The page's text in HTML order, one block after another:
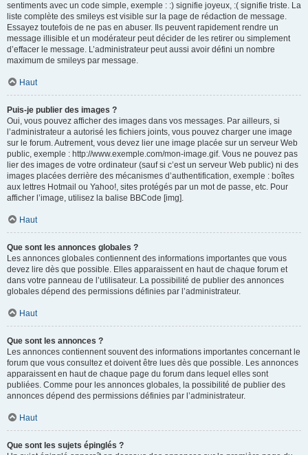
sentiments avec un code simple, exemple : :) signifie joyeux, :( signifie triste. La
liste complète des smileys est visible sur la page de rédaction de message.
Essayez toutefois de ne pas en abuser. Ils peuvent rapidement rendre un
message illisible et un modérateur peut décider de les retirer ou simplement
d’effacer le message. L’administrateur peut aussi avoir défini un nombre
maximum de smileys par message.
Haut
Puis-je publier des images ?
Oui, vous pouvez afficher des images dans vos messages. Par ailleurs, si
l’administrateur a autorisé les fichiers joints, vous pouvez charger une image
sur le forum. Autrement, vous devez lier une image placée sur un serveur Web
public, exemple : http://www.exemple.com/mon-image.gif. Vous ne pouvez pas
lier des images de votre ordinateur (sauf si c’est un serveur Web public) ni des
images placées derrière des mécanismes d’authentification, exemple : boîtes
aux lettres Hotmail ou Yahoo!, sites protégés par un mot de passe, etc. Pour
afficher l’image, utilisez la balise BBCode [img].
Haut
Que sont les annonces globales ?
Les annonces globales contiennent des informations importantes que vous
devez lire dès que possible. Elles apparaissent en haut de chaque forum et
dans votre panneau de l’utilisateur. La possibilité de publier des annonces
globales dépend des permissions définies par l’administrateur.
Haut
Que sont les annonces ?
Les annonces contiennent souvent des informations importantes concernant le
forum que vous consultez et doivent être lues dès que possible. Les annonces
apparaissent en haut de chaque page du forum dans lequel elles sont
publiées. Comme pour les annonces globales, la possibilité de publier des
annonces dépend des permissions définies par l’administrateur.
Haut
Que sont les sujets épinglés ?